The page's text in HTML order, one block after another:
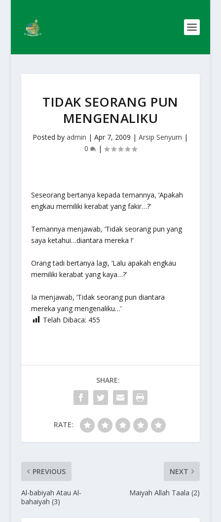
TIDAK SEORANG PUN
MENGENALIKU
Posted byadmin |Apr 7, 2009 |Arsip Senyum |
0
|
Seseorang bertanya kepada temannya, ‘Apakah
engkau memiliki kerabat yang fakir…?’
Temannya menjawab, ‘Tidak seorang pun yang
saya ketahui…diantara mereka !’
Orang tadi bertanya lagi, ‘Lalu apakah engkau
memiliki kerabat yang kaya…?’
Ia menjawab, ‘Tidak seorang pun diantara
mereka yang mengenaliku…’
Telah Dibaca: 455
SHARE:
RATE:
PREVIOUS
Al-babiyah Atau Al-
bahaiyah (3)
NEXT
Maiyah Allah Taala (2)